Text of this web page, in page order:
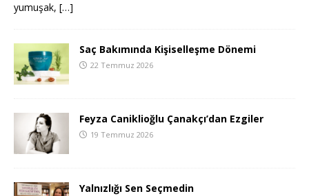
yumuşak, […]
Saç Bakımında Kişiselleşme Dönemi
22 Temmuz 2026
Feyza Caniklioğlu Çanakçı’dan Ezgiler
19 Temmuz 2026
Yalnızlığı Sen Seçmedin